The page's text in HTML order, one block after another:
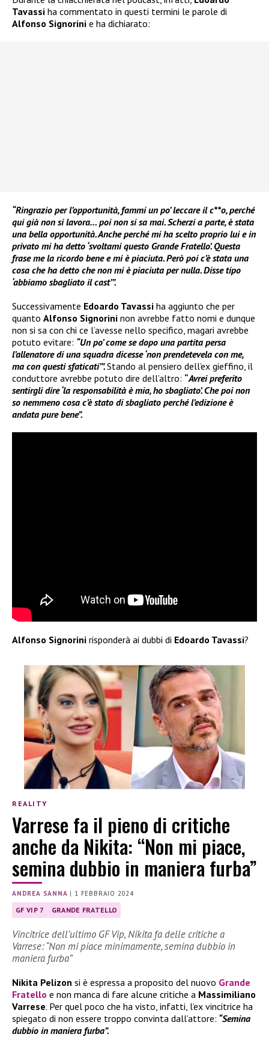
Tavassi ha commentato in questi termini le parole di
Alfonso Signorini e ha dichiarato:
“Ringrazio per l’opportunità, fammi un po’ leccare il c**o, perché
qui già non si lavora… poi non si sa mai. Scherzi a parte, è stata
una bella opportunità. Anche perché mi ha scelto proprio lui e in
privato mi ha detto ‘svoltami questo Grande Fratello’. Questa
frase me la ricordo bene e mi è piaciuta. Però poi c’è stata una
cosa che ha detto che non mi è piaciuta per nulla. Disse tipo
‘abbiamo sbagliato il cast’”.
Successivamente Edoardo Tavassi ha aggiunto che per
quanto Alfonso Signorini non avrebbe fatto nomi e dunque
non si sa con chi ce l’avesse nello specifico, magari avrebbe
potuto evitare: “Un po’ come se dopo una partita persa
l’allenatore di una squadra dicesse ‘non prendetevela con me,
ma con questi sfaticati’”.Stando al pensiero dell’ex gieffino, il
conduttore avrebbe potuto dire dell’altro: “Avrei preferito
sentirgli dire ‘la responsabilità è mia, ho sbagliato’. Che poi non
so nemmeno cosa c’è stato di sbagliato perché l’edizione è
andata pure bene”.
Alfonso Signorini risponderà ai dubbi di Edoardo Tavassi?
REALITY
Varrese fa il pieno di critiche
anche da Nikita: “Non mi piace,
semina dubbio in maniera furba”
ANDREA SANNA | 1 FEBBRAIO 2024
GF VIP 7 GRANDE FRATELLO
Vincitrice dell’ultimo GF Vip, Nikita fa delle critiche a
Varrese: “Non mi piace minimamente, semina dubbio in
maniera furba”
Nikita Pelizon si è espressa a proposito del nuovo Grande
Fratello e non manca di fare alcune critiche a Massimiliano
Varrese. Per quel poco che ha visto, infatti, l’ex vincitrice ha
spiegato di non essere troppo convinta dall’attore: “Semina
dubbio in maniera furba”.